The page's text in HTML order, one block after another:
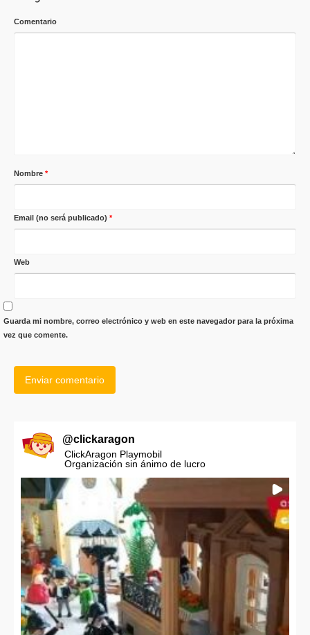
Comentario
Nombre *
Email (no será publicado) *
Web
Guarda mi nombre, correo electrónico y web en este navegador para la próxima
vez que comente.
@clickaragon
ClickAragon Playmobil
Organización sin ánimo de lucro